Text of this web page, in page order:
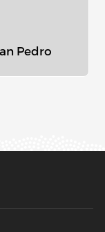
Pedro